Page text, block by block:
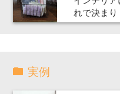
れで決まり
実例